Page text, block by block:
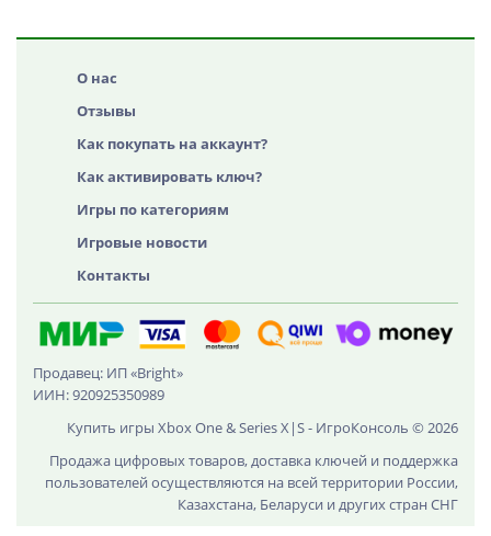
О нас
Отзывы
Как покупать на аккаунт?
Как активировать ключ?
Игры по категориям
Игровые новости
Контакты
Продавец: ИП «Bright»
ИИН: 920925350989
Купить игры Xbox One & Series X|S - ИгроКонсоль © 2026
Продажа цифровых товаров, доставка ключей и поддержка
пользователей осуществляются на всей территории России,
Казахстана, Беларуси и других стран СНГ